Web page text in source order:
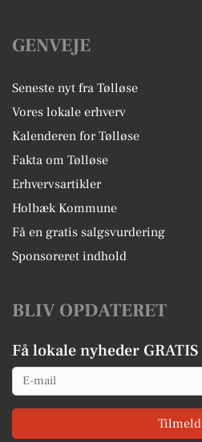
GENVEJE
Seneste nyt fra Tølløse
Vores lokale erhverv
Kalenderen for Tølløse
Fakta om Tølløse
Erhvervsartikler
Holbæk Kommune
Få en gratis salgsvurdering
Sponsoreret indhold
BLIV OPDATERET
Få lokale nyheder GRATIS
Email
Tilmeld